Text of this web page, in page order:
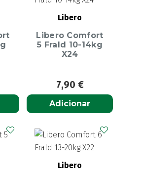
Libero
Libero Comfort
5 Frald 10-14kg
X24
7,90 €
Adicionar
Libero